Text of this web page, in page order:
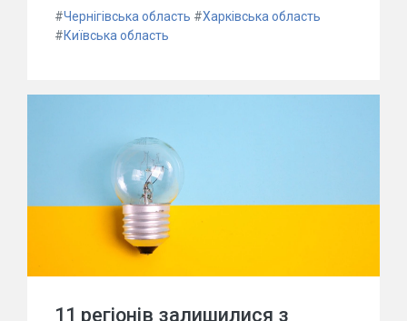
#Чернігівська область #Харківська область
#Київська область
11 регіонів залишилися з